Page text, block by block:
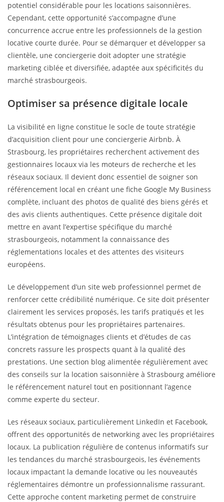
potentiel considérable pour les locations saisonnières.
Cependant, cette opportunité s’accompagne d’une
concurrence accrue entre les professionnels de la gestion
locative courte durée. Pour se démarquer et développer sa
clientèle, une conciergerie doit adopter une stratégie
marketing ciblée et diversifiée, adaptée aux spécificités du
marché strasbourgeois.
Optimiser sa présence digitale locale
La visibilité en ligne constitue le socle de toute stratégie
d’acquisition client pour une conciergerie Airbnb. À
Strasbourg, les propriétaires recherchent activement des
gestionnaires locaux via les moteurs de recherche et les
réseaux sociaux. Il devient donc essentiel de soigner son
référencement local en créant une fiche Google My Business
complète, incluant des photos de qualité des biens gérés et
des avis clients authentiques. Cette présence digitale doit
mettre en avant l’expertise spécifique du marché
strasbourgeois, notamment la connaissance des
réglementations locales et des attentes des visiteurs
européens.
Le développement d’un site web professionnel permet de
renforcer cette crédibilité numérique. Ce site doit présenter
clairement les services proposés, les tarifs pratiqués et les
résultats obtenus pour les propriétaires partenaires.
L’intégration de témoignages clients et d’études de cas
concrets rassure les prospects quant à la qualité des
prestations. Une section blog alimentée régulièrement avec
des conseils sur la location saisonnière à Strasbourg améliore
le référencement naturel tout en positionnant l’agence
comme experte du secteur.
Les réseaux sociaux, particulièrement LinkedIn et Facebook,
offrent des opportunités de networking avec les propriétaires
locaux. La publication régulière de contenus informatifs sur
les tendances du marché strasbourgeois, les événements
locaux impactant la demande locative ou les nouveautés
réglementaires démontre un professionnalisme rassurant.
Cette approche content marketing permet de construire